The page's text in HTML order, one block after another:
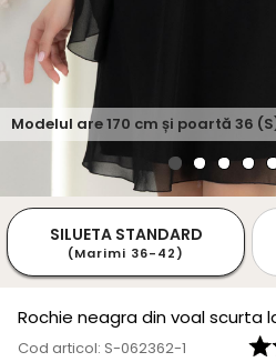
Modelul are170 cm și poartă 36
SILUETA STANDARD
(Marimi 36-42)
Rochie neagra din voal scurta
Cod articol: S-062362-1